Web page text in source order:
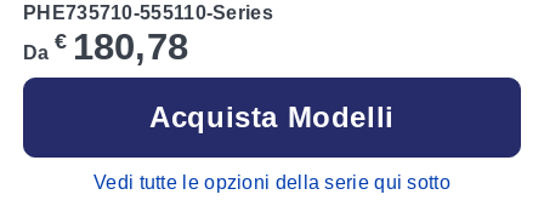
PHE735710-555110-Series
Da € 180,78
Acquista Modelli
Vedi tutte le opzioni della serie qui sotto